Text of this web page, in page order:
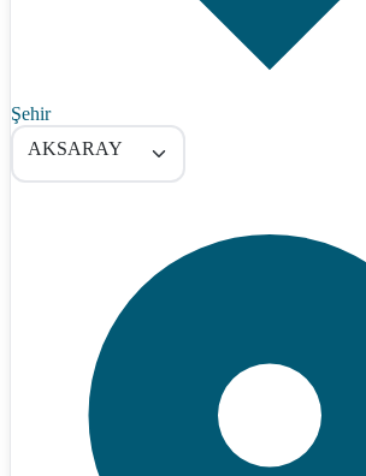
Şehir
AKSARAY